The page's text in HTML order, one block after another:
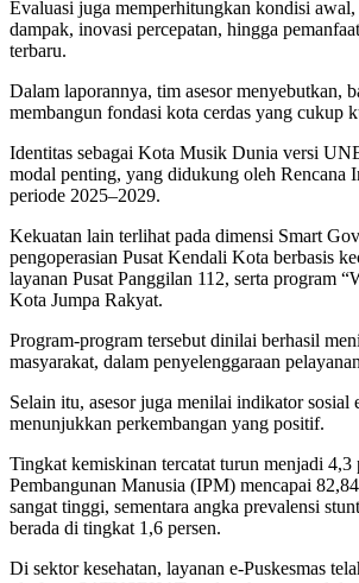
Evaluasi juga memperhitungkan kondisi awal,
dampak, inovasi percepatan, hingga
terbaru.
Dalam laporannya, tim asesor menyebutkan,
membangun fondasi kota cerdas yang cukup
Identitas sebagai Kota Musik Dunia versi
modal penting, yang didukung oleh Rencana
periode 2025–2029.
Kekuatan lain terlihat pada dimensi Smart
pengoperasian Pusat Kendali Kota berbasis
layanan Pusat Panggilan 112, serta program
Kota Jumpa Rakyat.
Program-program tersebut dinilai berhasil
masyarakat, dalam penyelenggaraan
Selain itu, asesor juga menilai indikator
menunjukkan perkembangan yang positif.
Tingkat kemiskinan tercatat turun menjadi 4,3
Pembangunan Manusia (IPM) mencapai
sangat tinggi, sementara angka prevalensi
berada di tingkat 1,6 persen.
Di sektor kesehatan, layanan e-Puskesmas